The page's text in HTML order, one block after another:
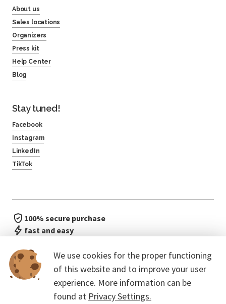
We use cookies for the proper functioning
of this website and to improve your user
experience. More information can be
found at Privacy Settings.
About us
Sales locations
Organizers
Press kit
Help Center
Blog
Stay tuned!
Facebook
Instagram
LinkedIn
TikTok
100% secure purchase
fast and easy